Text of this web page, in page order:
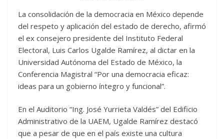
La consolidación de la democracia en México depende
del respeto y aplicación del estado de derecho, afirmó
el ex consejero presidente del Instituto Federal
Electoral, Luis Carlos Ugalde Ramírez, al dictar en la
Universidad Autónoma del Estado de México, la
Conferencia Magistral “Por una democracia eficaz:
ideas para un gobierno íntegro y funcional”.
En el Auditorio “Ing. José Yurrieta Valdés” del Edificio
Administrativo de la UAEM, Ugalde Ramírez destacó
que a pesar de que en el país existe una cultura